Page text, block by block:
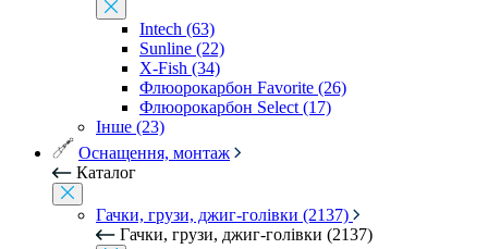
Intech (63)
Sunline (22)
X-Fish (34)
Флюорокарбон Favorite (26)
Флюорокарбон Select (17)
Інше (23)
Оснащення, монтаж
Каталог
Гачки, грузи, джиг-голівки (2137)
Гачки, грузи, джиг-голівки (2137)